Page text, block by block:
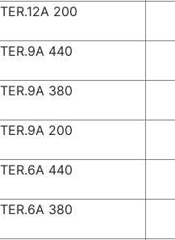
200
440
380
200
440
380